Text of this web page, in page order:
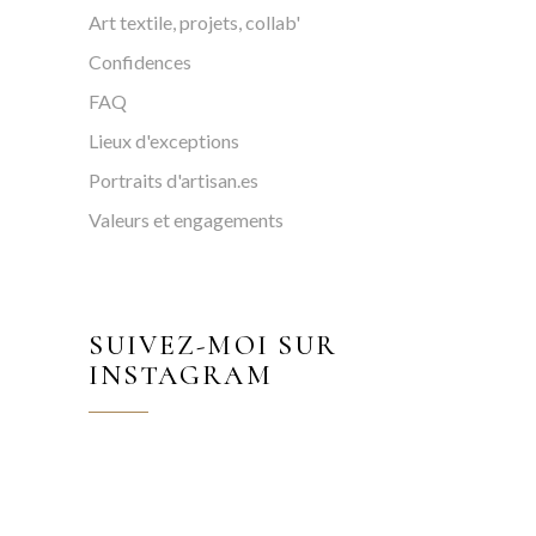
Art textile, projets, collab'
Confidences
FAQ
Lieux d'exceptions
Portraits d'artisan.es
Valeurs et engagements
SUIVEZ-MOI SUR
INSTAGRAM